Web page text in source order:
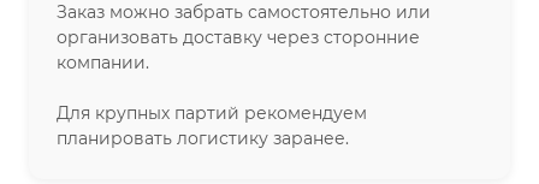
Заказ можно забрать самостоятельно или
организовать доставку через сторонние
компании.
Для крупных партий рекомендуем
планировать логистику заранее.